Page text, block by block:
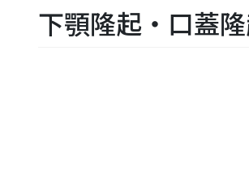
下顎隆起・口蓋